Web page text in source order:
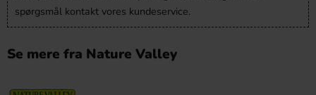
spørgsmål kontakt vores kundeservice.
Se mere fra Nature Valley